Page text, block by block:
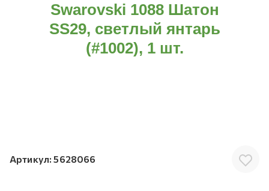
Swarovski 1088 Шатон
SS29, светлый янтарь
(#1002), 1 шт.
Артикул: 5628066